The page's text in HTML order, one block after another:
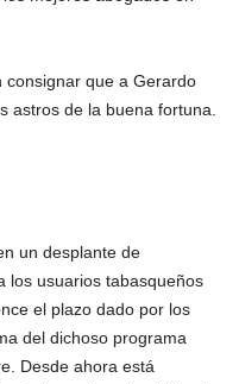
consignar que a Gerardo
astros de la buena fortuna.
un desplante de
los usuarios tabasqueños
el plazo dado por los
del dichoso programa
Desde ahora está